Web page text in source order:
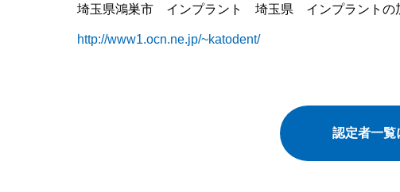
埼玉県鴻巣市 インプラント 埼玉県 インプラントの
http://www1.ocn.ne.jp/~katodent/
認定者一覧